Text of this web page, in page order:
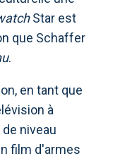
Star est
que Schaffer
.
en tant que
à
niveau
film d'armes